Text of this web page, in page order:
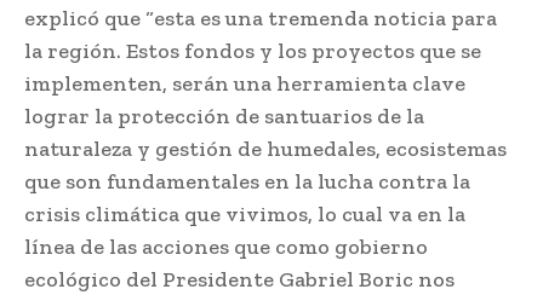
explicó que “esta es una tremenda noticia para
la región. Estos fondos y los proyectos que se
implementen, serán una herramienta clave
lograr la protección de santuarios de la
naturaleza y gestión de humedales, ecosistemas
que son fundamentales en la lucha contra la
crisis climática que vivimos, lo cual va en la
línea de las acciones que como gobierno
ecológico del Presidente Gabriel Boric nos